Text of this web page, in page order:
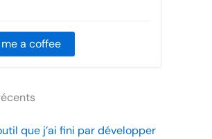
a coffee
que j’ai fini par développer